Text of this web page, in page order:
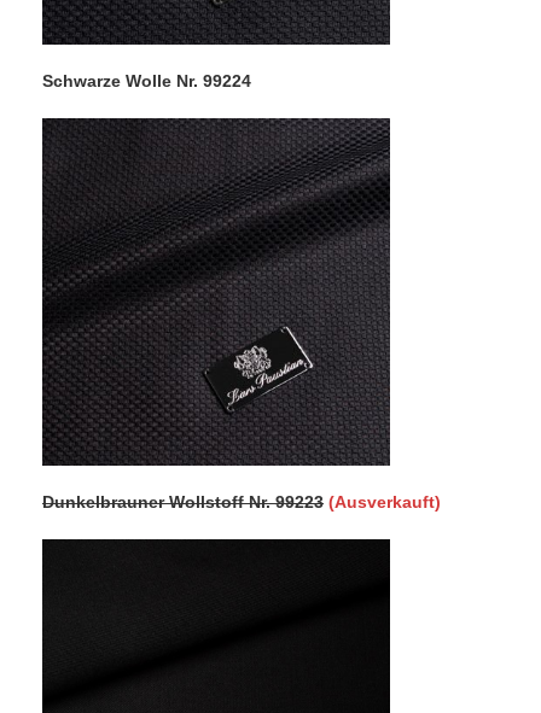
Schwarze Wolle Nr. 99224
Dunkelbrauner Wollstoff Nr. 99223 (Ausverkauft)